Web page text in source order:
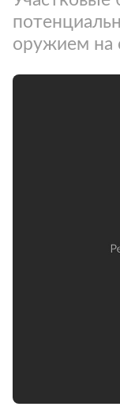
оружием на